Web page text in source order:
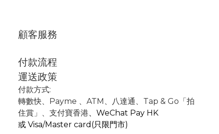
顧客服務
付款流程
運送政策
付款方式:
轉數快、Payme 、 ATM 、
八達通、Tap & Go「拍
住賞」 、支付寶香港、 WeChat Pay HK
或 Visa/Master card(只限門市)